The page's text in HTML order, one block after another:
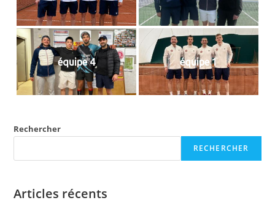
équipe 4 équipe 1
Rechercher
RECHERCHER
Articles récents